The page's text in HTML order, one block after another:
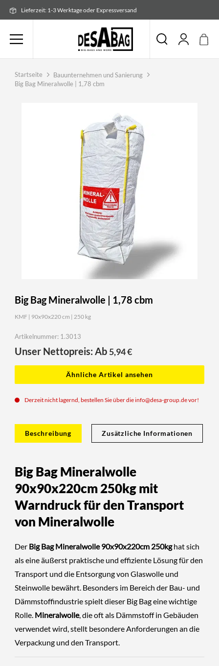
Inhalt
Lieferzeit: 1-3 Werktage oder Expressversand
Startseite
Bauunternehmen und Sanierung
Big Bag Mineralwolle | 1,78 cbm
Big Bag Mineralwolle | 1,78 cbm
KMF | 90x90x220 cm | 250 kg
Artikelnummer: 1.3013
Unser Nettopreis: Ab 5,94€
Ähnliche Artikel ansehen
Derzeit nicht lagernd, bestellen Sie über dieinfo@desa-group.devor!
Beschreibung Zusätzliche Informationen
Big Bag Mineralwolle
90x90x220cm 250kg mit
Warndruck für den Transport
von Mineralwolle
Der Big Bag Mineralwolle 90x90x220cm 250kghat sich
als eine äußerst praktische und effiziente Lösung für den
Transport und die Entsorgung von Glaswolle und
Steinwolle bewährt. Besonders im Bereich der Bau- und
Dämmstoffindustrie spielt dieser Big Bag eine wichtige
Rolle. Mineralwolle, die oft als Dämmstoff in Gebäuden
verwendet wird, stellt besondere Anforderungen an die
Verpackung und den Transport.